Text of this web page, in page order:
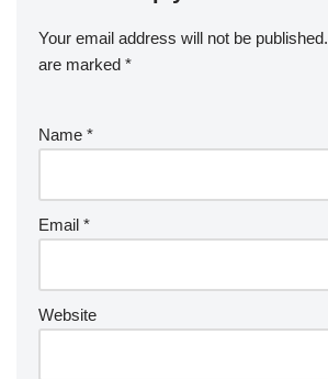
Your email address will not be published.
are marked *
Name *
Email *
Website